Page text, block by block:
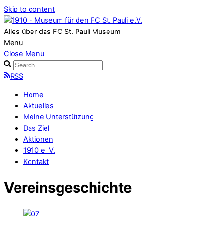
Skip to content
Alles über das FC St. Pauli Museum
Menu
Close Menu
RSS
Home
Aktuelles
Meine Unterstützung
Das Ziel
Aktionen
1910 e. V.
Kontakt
Vereinsgeschichte